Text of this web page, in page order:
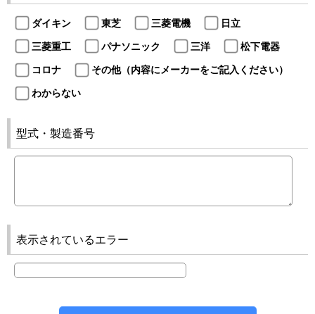
ダイキン 東芝 三菱電機
日立
三菱重工
パナソニック 三洋
松下電器
コロナ
その他（内容にメーカーをご記入ください）
わからない
型式・製造番号
表示されているエラー